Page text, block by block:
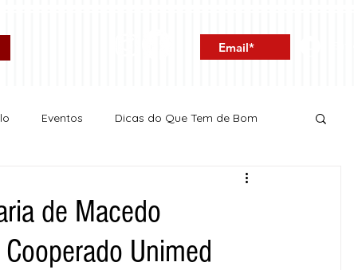
Eventos Dicas do Que Tem de Bom
de Macedo
Unimed